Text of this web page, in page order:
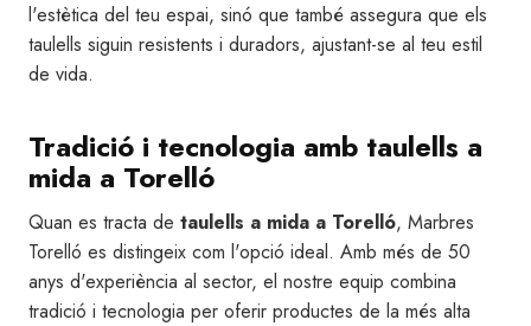
l'estètica del teu espai, sinó que també assegura que els
taulells siguin resistents i duradors, ajustant-se al teu estil
de vida.
Tradició i tecnologia amb taulells a
mida a Torelló
Quan es tracta de taulells a mida a Torelló, Marbres
Torelló es distingeix com l'opció ideal. Amb més de 50
anys d'experiència al sector, el nostre equip combina
tradició i tecnologia per oferir productes de la més alta